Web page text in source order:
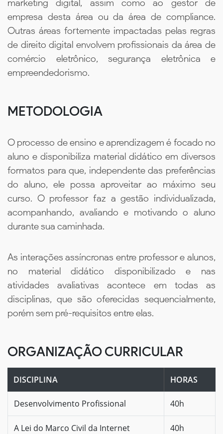
marketing digital, assim como ao gestor de
empresa desta área ou da área de compliance.
Outras áreas fortemente impactadas pelas regras
de direito digital envolvem profissionais da área de
comércio eletrônico, segurança eletrônica e
empreendedorismo.
METODOLOGIA
O processo de ensino e aprendizagem é focado no
aluno e disponibiliza material didático em diversos
formatos para que, independente das preferências
do aluno, ele possa aproveitar ao máximo seu
curso. O professor faz a gestão individualizada,
acompanhando, avaliando e motivando o aluno
durante sua caminhada.
As interações assíncronas entre professor e alunos,
no material didático disponibilizado e nas
atividades avaliativas acontece em todas as
disciplinas, que são oferecidas sequencialmente,
porém sem pré-requisitos entre elas.
ORGANIZAÇÃO CURRICULAR
DISCIPLINA HORAS
Desenvolvimento Profissional 40h
A Lei do Marco Civil da Internet 40h